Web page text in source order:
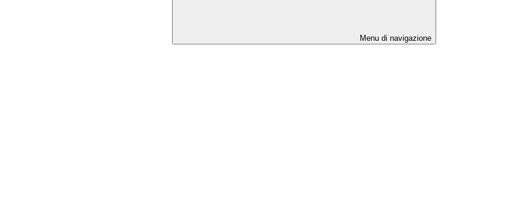
Menu di navigazione